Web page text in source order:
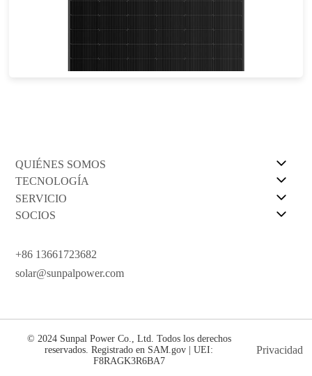
605-635W
Garantía de potencia de 30 años
QUIÉNES SOMOS
TECNOLOGÍA
SERVICIO
SOCIOS
+86 13661723682
solar@sunpalpower.com
© 2024 Sunpal Power Co., Ltd. Todos los derechos
reservados. Registrado en SAM.gov | UEI:
F8RAGK3R6BA7
Privacidad